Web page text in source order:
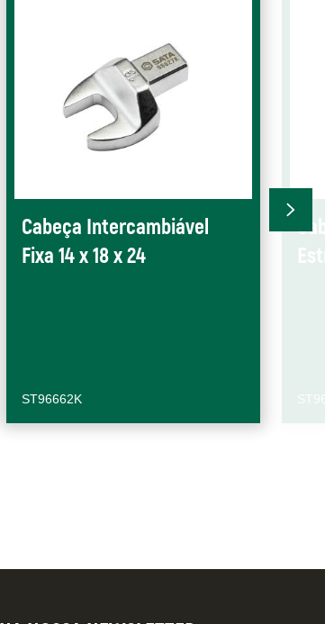
Cabeça Intercambiável
Fixa 14 x 18 x 24
ST96662K